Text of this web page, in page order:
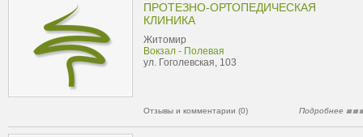
ПРОТЕЗНО-ОРТОПЕДИЧЕСКАЯ
КЛИНИКА
Житомир
Вокзал - Полевая
ул. Гоголевская, 103
Отзывы и комментарии (0) Подробнее